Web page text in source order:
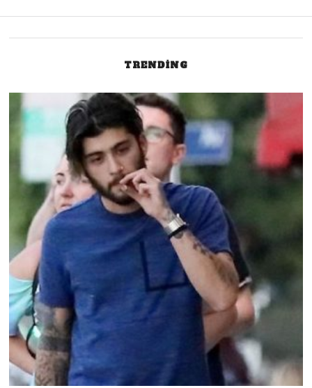
navigation
TRENDING